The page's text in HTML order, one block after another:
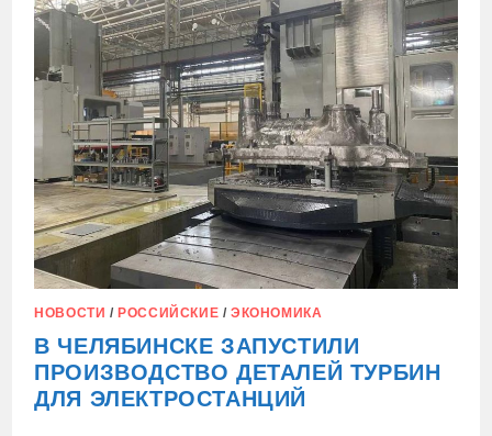
ПО
ВСЕЙ
СТРАНЕ
НОВОСТИ / РОССИЙСКИЕ /ЭКОНОМИКА
В ЧЕЛЯБИНСКЕ ЗАПУСТИЛИ
ПРОИЗВОДСТВО ДЕТАЛЕЙ ТУРБИН
ДЛЯ ЭЛЕКТРОСТАНЦИЙ